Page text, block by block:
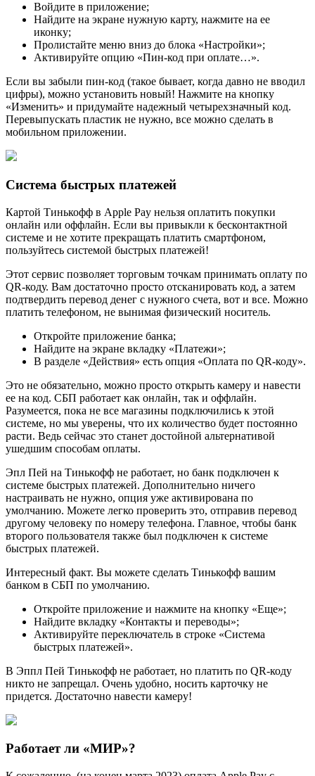
Войдите в приложение;
Найдите на экране нужную карту, нажмите на ее
иконку;
Пролистайте меню вниз до блока «Настройки»;
Активируйте опцию «Пин-код при оплате…».
Если вы забыли пин-код (такое бывает, когда давно не вводил
цифры), можно установить новый! Нажмите на кнопку
«Изменить» и придумайте надежный четырехзначный код.
Перевыпускать пластик не нужно, все можно сделать в
мобильном приложении.
Система быстрых платежей
Картой Тинькофф в Apple Pay нельзя оплатить покупки
онлайн или оффлайн. Если вы привыкли к бесконтактной
системе и не хотите прекращать платить смартфоном,
пользуйтесь системой быстрых платежей!
Этот сервис позволяет торговым точкам принимать оплату по
QR-коду. Вам достаточно просто отсканировать код, а затем
подтвердить перевод денег с нужного счета, вот и все. Можно
платить телефоном, не вынимая физический носитель.
Откройте приложение банка;
Найдите на экране вкладку «Платежи»;
В разделе «Действия» есть опция «Оплата по QR-коду».
Это не обязательно, можно просто открыть камеру и навести
ее на код. СБП работает как онлайн, так и оффлайн.
Разумеется, пока не все магазины подключились к этой
системе, но мы уверены, что их количество будет постоянно
расти. Ведь сейчас это станет достойной альтернативой
ушедшим способам оплаты.
Эпл Пей на Тинькофф не работает, но банк подключен к
системе быстрых платежей. Дополнительно ничего
настраивать не нужно, опция уже активирована по
умолчанию. Можете легко проверить это, отправив перевод
другому человеку по номеру телефона. Главное, чтобы банк
второго пользователя также был подключен к системе
быстрых платежей.
Интересный факт. Вы можете сделать Тинькофф вашим
банком в СБП по умолчанию.
Откройте приложение и нажмите на кнопку «Еще»;
Найдите вкладку «Контакты и переводы»;
Активируйте переключатель в строке «Система
быстрых платежей».
В Эппл Пей Тинькофф не работает, но платить по QR-коду
никто не запрещал. Очень удобно, носить карточку не
придется. Достаточно навести камеру!
Работает ли «МИР»?